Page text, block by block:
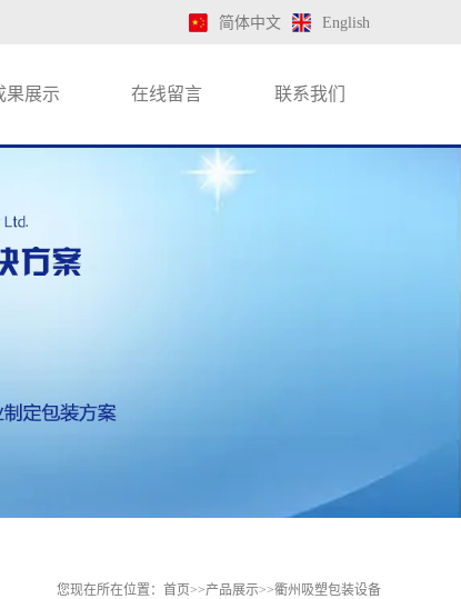
简体中文 English
果展示 在线留言 联系我们
您现在所在位置： 首页>>产品展示>>衢州吸塑包装设备